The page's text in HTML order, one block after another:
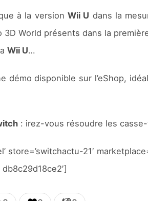
à la version Wii U dans la
World présents dans la
Wii U…
démo disponible sur l’eShop,
: irez-vous résoudre les
store=’switchactu-21′
db8c29d18ce2′]